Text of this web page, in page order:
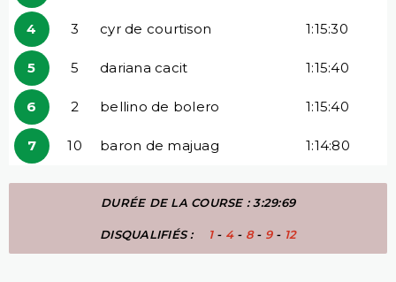
4 3 cyr de courtison 1:15:30
5 5 dariana cacit 1:15:40
6 2 bellino de bolero 1:15:40
7 10 baron de majuag 1:14:80
DURÉE DE LA COURSE : 3:29:69
DISQUALIFIÉS : 1- 4- 8- 9- 12